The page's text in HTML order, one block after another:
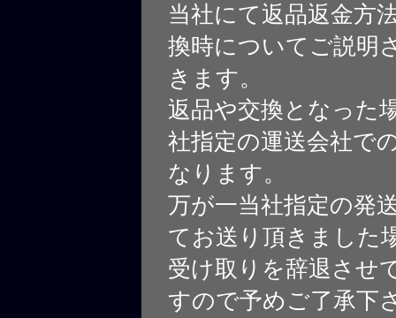
当社にて返品返金方
換時についてご説明
きます。
返品や交換となった
社指定の運送会社で
なります。
万が一当社指定の発
てお送り頂きました
受け取りを辞退させ
すので予めご了承下